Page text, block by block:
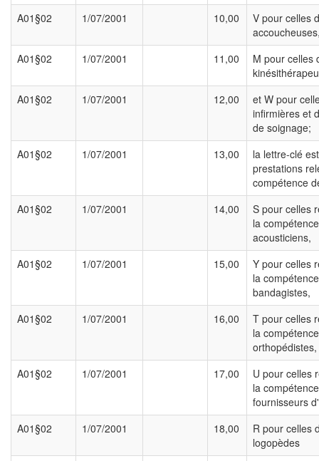
A01§02
1/07/2001 10,00
V pour celles
A01§02
1/07/2001 11,00
M pour celles
A01§02
1/07/2001 12,00
et W pour
infirmières et
de soignage;
A01§02
1/07/2001 13,00
la lettre-clé
prestations
compétence
A01§02
1/07/2001 14,00
S pour celles
la
acousticiens,
A01§02
1/07/2001 15,00
Y pour celles
la
bandagistes,
A01§02
1/07/2001 16,00
T pour celles
la
orthopédistes,
A01§02
1/07/2001 17,00
U pour celles
la
fournisseurs
A01§02
1/07/2001 18,00
R pour celles
logopèdes